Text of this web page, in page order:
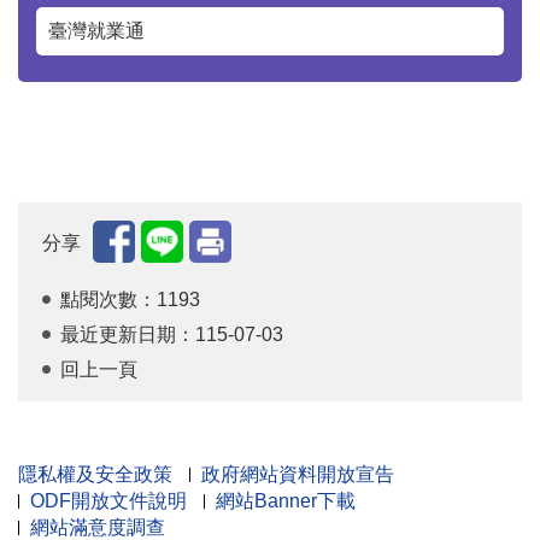
臺灣就業通
分享
點閱次數：1193
最近更新日期：115-07-03
回上一頁
隱私權及安全政策
政府網站資料開放宣告
ODF開放文件說明
網站Banner下載
網站滿意度調查